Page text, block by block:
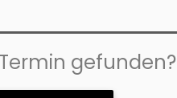
gefunden?